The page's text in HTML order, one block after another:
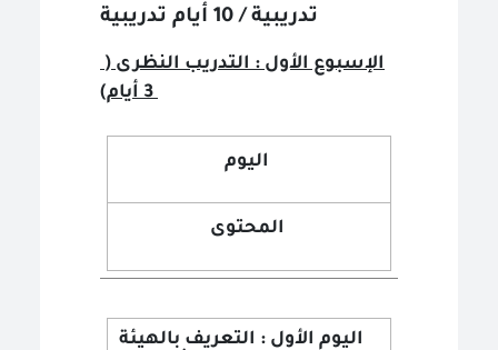
اليوم الأول : التعريف بالهيئة